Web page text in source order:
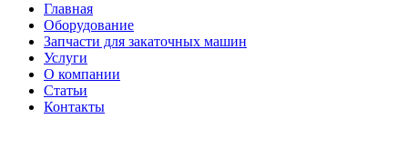
Главная
Оборудование
Запчасти для закаточных машин
Услуги
О компании
Статьи
Контакты